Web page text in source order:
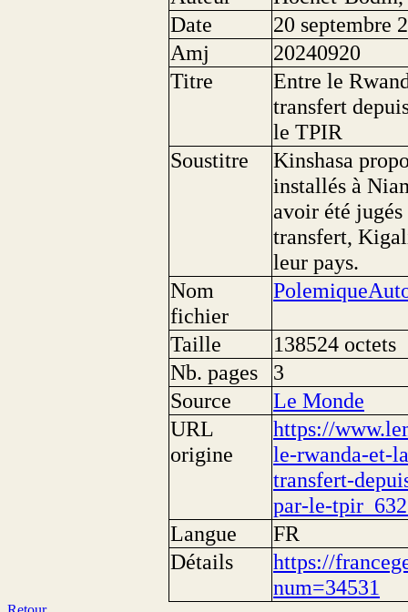
Date
20 septembre
Amj
20240920
Titre
Entre le
transfert
le TPIR
Soustitre
Kinshasa
installés à
avoir été
transfert,
leur pays.
Nom
fichier
Taille
138524 octets
Nb. pages
3
Source
Le Monde
URL
origine
https://
le-rwanda-et-
transfert-
par-le-
Langue
FR
Détails
https://
num=34531